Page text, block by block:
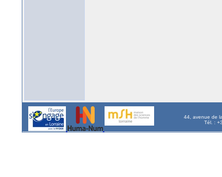
44, avenue de
Tél. :